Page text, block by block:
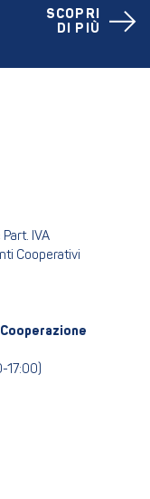
SCOPRI
DI PIÙ
IVA
Cooperativi
17:00)